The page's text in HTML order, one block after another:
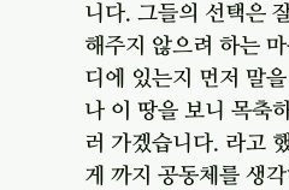
니다. 그들의 선택은
해주지 않으려 하는
디에 있는지 먼저 말
나 이 땅을 보니 목축
러 가겠습니다. 라고
게 까지 공동체를 생